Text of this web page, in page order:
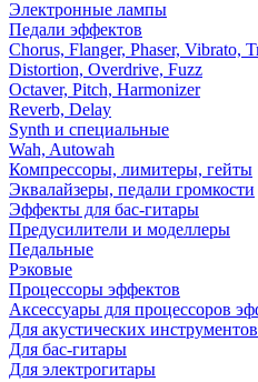
Электронные лампы
Педали эффектов
Chorus, Flanger, Phaser, Vibrato,
Distortion, Overdrive, Fuzz
Octaver, Pitch, Harmonizer
Reverb, Delay
Synth и специальные
Wah, Autowah
Компрессоры, лимитеры, гейты
Эквалайзеры, педали громкости
Эффекты для бас-гитары
Предусилители и моделлеры
Педальные
Рэковые
Процессоры эффектов
Аксессуары для процессоров
Для акустических инструментов
Для бас-гитары
Для электрогитары